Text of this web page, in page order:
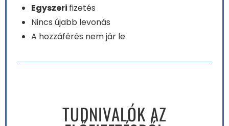
Egyszeri fizetés
Nincs újabb levonás
A hozzáférés nem jár le
TUDNIVALÓK AZ